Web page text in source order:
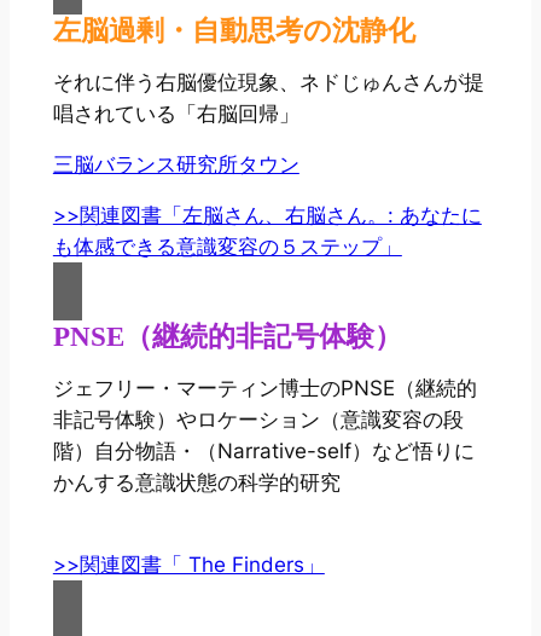
左脳過剰・自動思考の沈静化
それに伴う右脳優位現象、ネドじゅんさんが提
唱されている「右脳回帰」
三脳バランス研究所タウン
>>関連図書「左脳さん、右脳さん。: あなたに
も体感できる意識変容の５ステップ」
PNSE（継続的非記号体験）
ジェフリー・マーティン博士のPNSE（継続的
非記号体験）やロケーション（意識変容の段
階）自分物語・（Narrative-self）など悟りに
かんする意識状態の科学的研究
>>関連図書「 The Finders」